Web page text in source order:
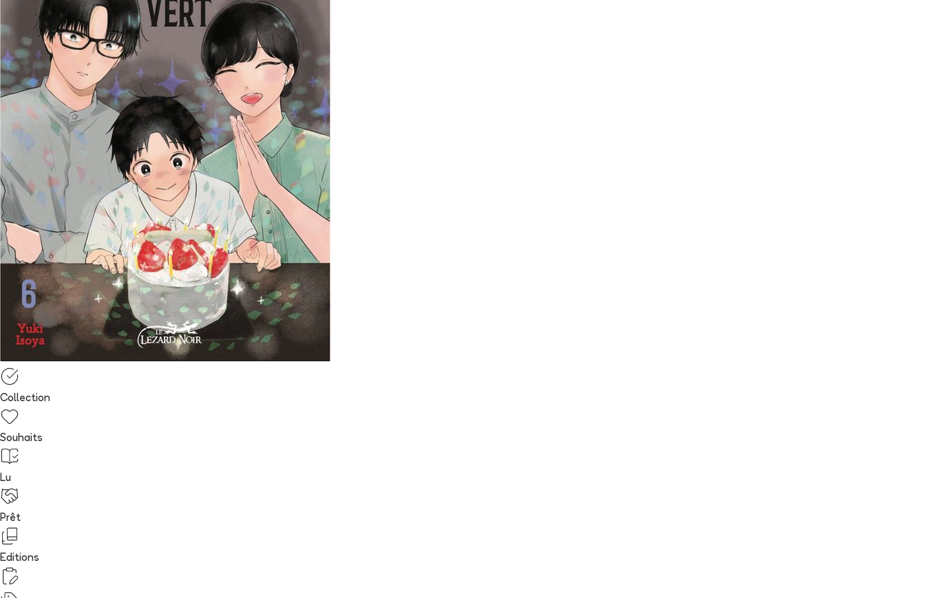
Collection
Souhaits
Lu
Prêt
Editions